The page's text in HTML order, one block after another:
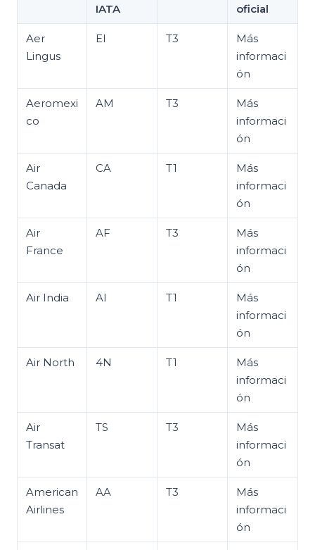
IATA
oficial
Aer
Lingus
EI T3
Más
informaci
ón
Aeromexi
co
AM T3
Más
informaci
ón
Air
Canada
CA T1
Más
informaci
ón
Air
France
AF T3
Más
informaci
ón
Air India AI T1
Más
informaci
ón
Air North 4N T1
Más
informaci
ón
Air
Transat
TS T3
Más
informaci
ón
American
Airlines
AA T3
Más
informaci
ón